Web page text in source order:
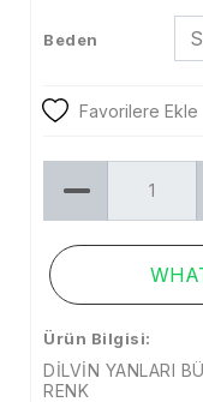
Aksesuar
Beden
Favorilere Ekle
Ürün Bilgisi:
DİLVİN YANLARI
RENK